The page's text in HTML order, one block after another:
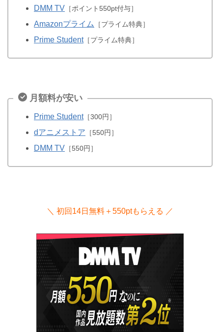
DMM TV ［ポイント550pt付与］
Amazonプライム ［プライム特典］
Prime Student［プライム特典］
月額料が安い
Prime Student［300円］
dアニメストア ［550円］
DMM TV ［550円］
＼ 初回14日無料＋550ptもらえる ／